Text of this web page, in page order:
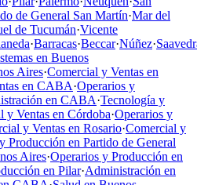
de General San Martín·Mar del
de Tucumán·Vicente
·Barracas·Beccar·Núñez·
en Buenos
Aires·Comercial y Ventas en
en CABA·Operarios y
en CABA·Tecnología y
y Ventas en Córdoba·Operarios y
y Ventas en Rosario·Comercial y
Producción en Partido de General
Aires·Operarios y Producción en
en Pilar·Administración en